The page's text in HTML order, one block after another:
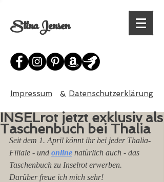
Stina Jensen
Impressum & Datenschutzerklärung
INSELrot jetzt exklusiv als
Taschenbuch bei Thalia
Seit dem 1. April könnt ihr bei jeder Thalia-
Filiale - und online natürlich auch - das
Taschenbuch zu Inselrot erwerben.
Darüber freue ich mich sehr!